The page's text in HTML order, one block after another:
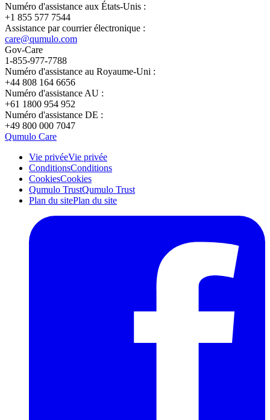
Numéro d'assistance aux États-Unis :
+1 855 577 7544
Assistance par courrier électronique :
care@qumulo.com
Gov-Care
1-855-977-7788
Numéro d'assistance au Royaume-Uni :
+44 808 164 6656
Numéro d'assistance AU :
+61 1800 954 952
Numéro d'assistance DE :
+49 800 000 7047
Qumulo Care
Vie privéeVie privée
ConditionsConditions
CookiesCookies
Qumulo TrustQumulo Trust
Plan du sitePlan du site